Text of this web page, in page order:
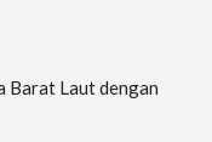
Barat Laut dengan